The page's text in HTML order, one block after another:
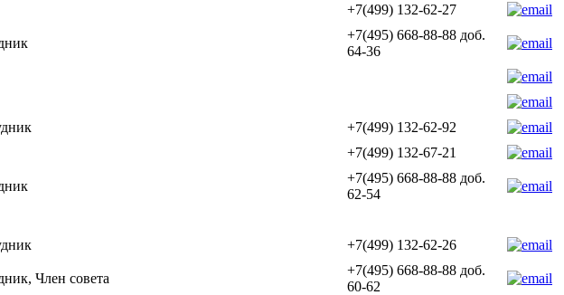
+7(499) 132-62-27
+7(495) 668-88-88 доб.
64-36
+7(499) 132-62-92
+7(499) 132-67-21
+7(495) 668-88-88 доб.
62-54
+7(499) 132-62-26
Член совета
+7(495) 668-88-88 доб.
60-62